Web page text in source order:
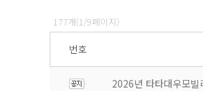
177개(1/9페이지)
번호
2026년 타타대우모빌